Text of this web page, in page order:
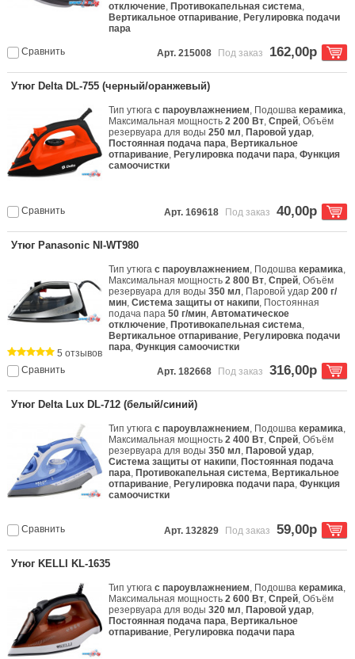
отключение, Противокапельная система,
Вертикальное отпаривание, Регулировка подачи
пара
Сравнить Арт. 215008 Под заказ 162,00р
Утюг Delta DL-755 (черный/оранжевый)
Тип утюгас пароувлажнением, Подошвакерамика,
Максимальная мощность2 200 Вт,Спрей, Объём
резервуара для воды250 мл, Паровой удар,
Постоянная подача пара, Вертикальное
отпаривание, Регулировка подачи пара,Функция
самоочистки
Сравнить Арт. 169618 Под заказ 40,00р
Утюг Panasonic NI-WT980
Тип утюгас пароувлажнением, Подошвакерамика,
Максимальная мощность2 800 Вт,Спрей, Объём
резервуара для воды350 мл, Паровой удар200 г/
мин,Система защиты от накипи, Постоянная
подача пара50 г/мин,Автоматическое
отключение, Противокапельная система,
Вертикальное отпаривание, Регулировка подачи
пара,Функция самоочистки
Сравнить
5 отзывов
Арт. 182668
Под заказ 316,00р
Утюг Delta Lux DL-712 (белый/синий)
Тип утюгас пароувлажнением, Подошвакерамика,
Максимальная мощность2 400 Вт,Спрей, Объём
резервуара для воды350 мл, Паровой удар,
Система защиты от накипи, Постоянная подача
пара, Противокапельная система, Вертикальное
отпаривание, Регулировка подачи пара,Функция
самоочистки
Сравнить Арт. 132829 Под заказ 59,00р
Утюг KELLI KL-1635
Тип утюгас пароувлажнением, Подошвакерамика,
Максимальная мощность2 600 Вт,Спрей, Объём
резервуара для воды320 мл, Паровой удар,
Постоянная подача пара, Вертикальное
отпаривание, Регулировка подачи пара